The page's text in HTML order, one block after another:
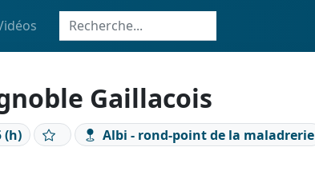
Gaillacois
(h) Albi - rond-point de la maladrerie